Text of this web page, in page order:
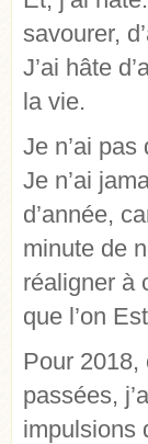
savourer,
J’ai hâte
la vie.
Je n’ai pas
Je n’ai
d’année,
minute de
réaligner à
que l’on
Pour 2018,
passées,
impulsions